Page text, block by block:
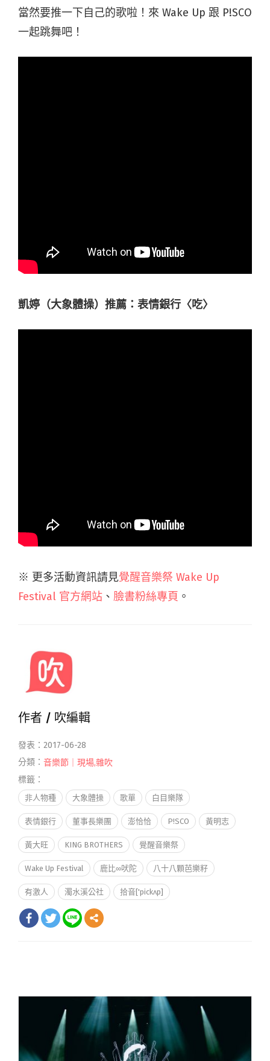
當然要推一下自己的歌啦！來 Wake Up 跟 P!SCO
一起跳舞吧！
凱婷（大象體操）推薦：表情銀行〈吃〉
※ 更多活動資訊請見覺醒音樂祭 Wake Up
Festival 官方網站 、 臉書粉絲專頁 。
作者 / 吹編輯
發表：2017-06-28
分類： 音樂節｜現場,雜吹
標籤：
非人物種 大象體操 歌單 白目樂隊
表情銀行 董事長樂團 澎恰恰 P!SCO 黃明志
黃大旺 KING BROTHERS 覺醒音樂祭
Wake Up Festival 鹿比∞吠陀 八十八顆芭樂籽
有激人 濁水溪公社 拾音['pickʌp]